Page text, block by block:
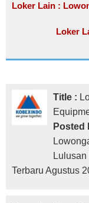
Loker Lain :
Loker
Title :
Posted
Terbaru Agustus